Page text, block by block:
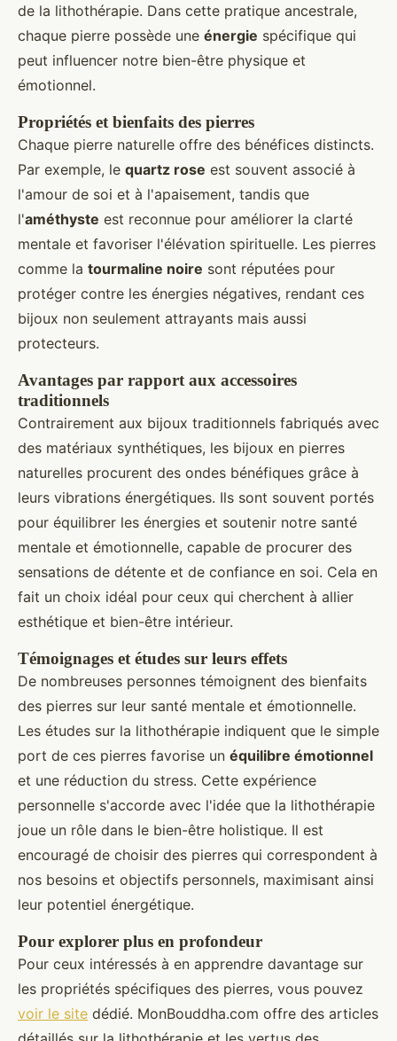
de la lithothérapie. Dans cette pratique ancestrale,
chaque pierre possède une énergie spécifique qui
peut influencer notre bien-être physique et
émotionnel.
Propriétés et bienfaits des pierres
Chaque pierre naturelle offre des bénéfices distincts.
Par exemple, le quartz rose est souvent associé à
l'amour de soi et à l'apaisement, tandis que
l'améthyste est reconnue pour améliorer la clarté
mentale et favoriser l'élévation spirituelle. Les pierres
comme la tourmaline noire sont réputées pour
protéger contre les énergies négatives, rendant ces
bijoux non seulement attrayants mais aussi
protecteurs.
Avantages par rapport aux accessoires
traditionnels
Contrairement aux bijoux traditionnels fabriqués avec
des matériaux synthétiques, les bijoux en pierres
naturelles procurent des ondes bénéfiques grâce à
leurs vibrations énergétiques. Ils sont souvent portés
pour équilibrer les énergies et soutenir notre santé
mentale et émotionnelle, capable de procurer des
sensations de détente et de confiance en soi. Cela en
fait un choix idéal pour ceux qui cherchent à allier
esthétique et bien-être intérieur.
Témoignages et études sur leurs effets
De nombreuses personnes témoignent des bienfaits
des pierres sur leur santé mentale et émotionnelle.
Les études sur la lithothérapie indiquent que le simple
port de ces pierres favorise un équilibre émotionnel
et une réduction du stress. Cette expérience
personnelle s'accorde avec l'idée que la lithothérapie
joue un rôle dans le bien-être holistique. Il est
encouragé de choisir des pierres qui correspondent à
nos besoins et objectifs personnels, maximisant ainsi
leur potentiel énergétique.
Pour explorer plus en profondeur
Pour ceux intéressés à en apprendre davantage sur
les propriétés spécifiques des pierres, vous pouvez
voir le site dédié. MonBouddha.com offre des articles